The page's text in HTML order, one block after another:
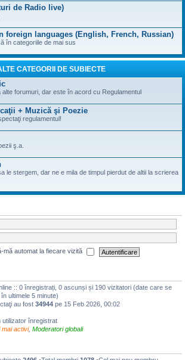
de Radio live)
foreign languages (English, French, Russian)
în categoriile de mai sus
CATEGORII DE SUBIECTE
forumuri, dar este în acord cu Regulamentul
+ Muzică şi Poezie
regulamentul!
ş.a.
le stergem, dar ne e mila de timpul pierdut de altii la scrierea
mă automat la fiecare vizită
:: 0 înregistrați, 0 ascunși și 190 vizitatori (date care se
ultimele 5 minute)
au fost 34944 pe 15 Feb 2026, 00:02
utilizator înregistrat
mai activi, Moderatori globali